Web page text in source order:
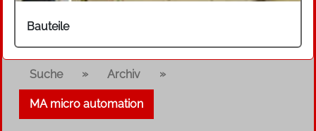
Bauteile
Suche » Archiv »
MA micro automation